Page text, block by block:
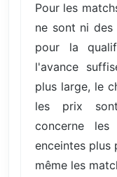
Pour les
ne sont ni
pour la
l'avance
plus large, le
les prix
concerne
enceintes
même les